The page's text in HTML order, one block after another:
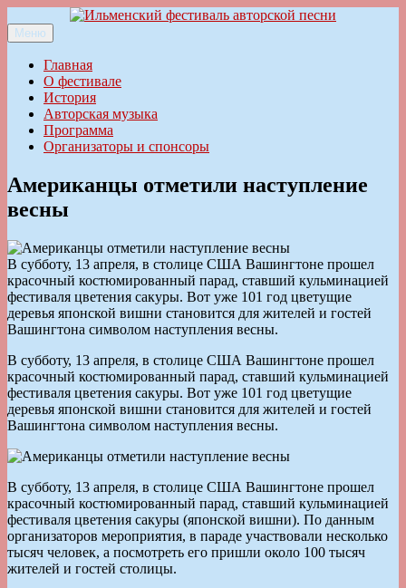
к
содержимому
Ильменский фестиваль авторской песни
Меню
Главная
О фестивале
История
Авторская музыка
Программа
Организаторы и спонсоры
Американцы отметили наступление
весны
В субботу, 13 апреля, в столице США Вашингтоне прошел
красочный костюмированный парад, ставший кульминацией
фестиваля цветения сакуры. Вот уже 101 год цветущие
деревья японской вишни становится для жителей и гостей
Вашингтона символом наступления весны.
В субботу, 13 апреля, в столице США Вашингтоне прошел
красочный костюмированный парад, ставший кульминацией
фестиваля цветения сакуры. Вот уже 101 год цветущие
деревья японской вишни становится для жителей и гостей
Вашингтона символом наступления весны.
В субботу, 13 апреля, в столице США Вашингтоне прошел
красочный костюмированный парад, ставший кульминацией
фестиваля цветения сакуры (японской вишни). По данным
организаторов мероприятия, в параде участвовали несколько
тысяч человек, а посмотреть его пришли около 100 тысяч
жителей и гостей столицы.